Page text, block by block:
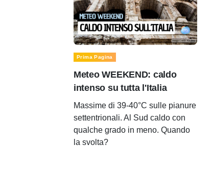
Prima Pagina
Meteo WEEKEND: caldo
intenso su tutta l'Italia
Massime di 39-40°C sulle pianure
settentrionali. Al Sud caldo con
qualche grado in meno. Quando
la svolta?